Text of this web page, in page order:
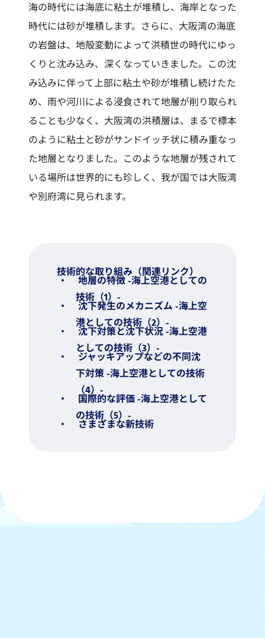
海の時代には海底に粘土が堆積し、海岸となった
時代には砂が堆積します。さらに、大阪湾の海底
の岩盤は、地殻変動によって洪積世の時代にゆっ
くりと沈み込み、深くなっていきました。この沈
み込みに伴って上部に粘土や砂が堆積し続けたた
め、雨や河川による浸食されて地層が削り取られ
ることも少なく、大阪湾の洪積層は、まるで標本
のように粘土と砂がサンドイッチ状に積み重なっ
た地層となりました。このような地層が残されて
いる場所は世界的にも珍しく、我が国では大阪湾
や別府湾に見られます。
技術的な取り組み（関連リンク）
地層の特徴 -海上空港としての
技術（1）-
沈下発生のメカニズム -海上空
港としての技術（2）-
沈下対策と沈下状況 -海上空港
としての技術（3）-
ジャッキアップなどの不同沈
下対策 -海上空港としての技術
（4）-
国際的な評価 -海上空港として
の技術（5）-
さまざまな新技術